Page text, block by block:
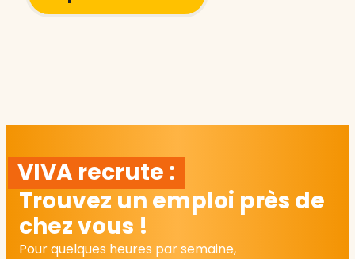
VIVA recrute :
Trouvez un emploi près de
chez vous !
Pour quelques heures par semaine,